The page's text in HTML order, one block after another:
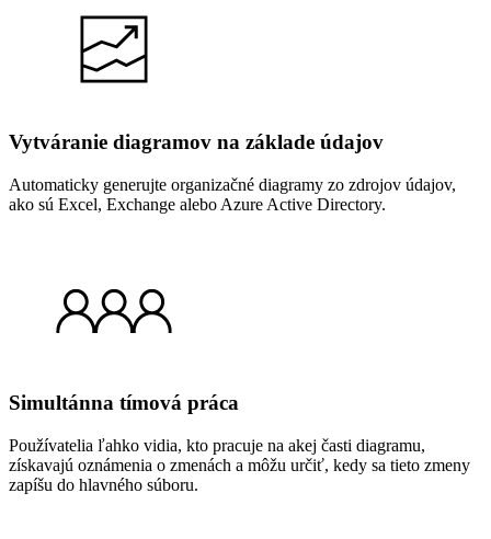
Vytváranie diagramov na základe údajov
Automaticky generujte organizačné diagramy zo zdrojov údajov,
ako sú Excel, Exchange alebo Azure Active Directory.
Simultánna tímová práca
Používatelia ľahko vidia, kto pracuje na akej časti diagramu,
získavajú oznámenia o zmenách a môžu určiť, kedy sa tieto zmeny
zapíšu do hlavného súboru.